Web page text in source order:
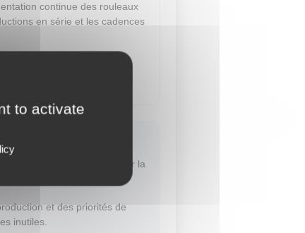
continue des rouleaux
en série et les cadences
production sans
la disposition des pièces sur la
matière.
et des priorités de
inutiles.
to activate